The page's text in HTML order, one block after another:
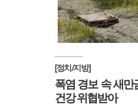
[정치/지방]
폭염 경보 속 새
건강 위협받아